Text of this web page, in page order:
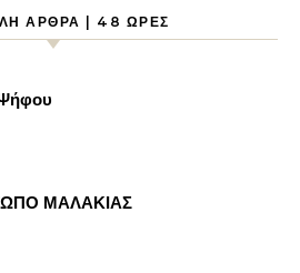
ΆΡΘΡΑ | 48 ΏΡΕΣ
ΜΑΛΑΚΙΑΣ